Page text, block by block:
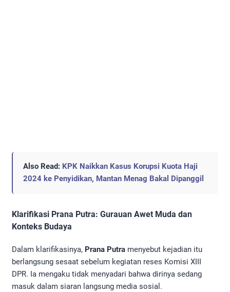
Also Read: KPK Naikkan Kasus Korupsi Kuota Haji
2024 ke Penyidikan, Mantan Menag Bakal Dipanggil
Klarifikasi Prana Putra: Gurauan Awet Muda dan
Konteks Budaya
Dalam klarifikasinya, Prana Putra menyebut kejadian itu
berlangsung sesaat sebelum kegiatan reses Komisi XIII
DPR. Ia mengaku tidak menyadari bahwa dirinya sedang
masuk dalam siaran langsung media sosial.